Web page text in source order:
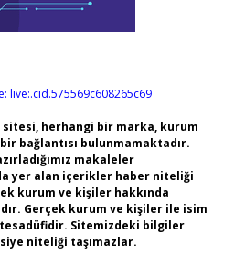
live:.cid.575569c608265c69
herhangi bir marka, kurum
bağlantısı bulunmamaktadır.
makaleler
yer alan içerikler haber niteliği
kurum ve kişiler hakkında
Gerçek kurum ve kişiler ile isim
Sitemizdeki bilgiler
niteliği taşımazlar.